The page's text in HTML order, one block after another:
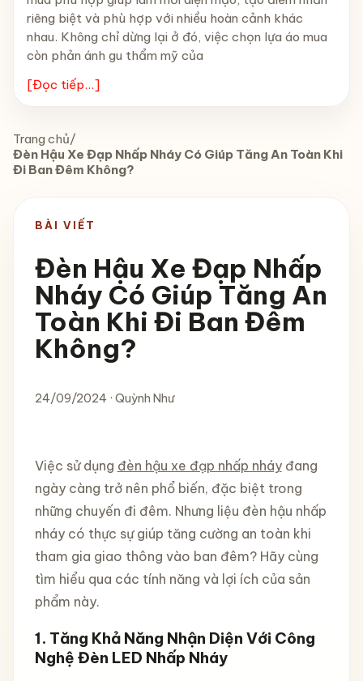
riêng biệt và phù hợp với nhiều hoàn cảnh khác
nhau. Không chỉ dừng lại ở đó, việc chọn lựa áo mua
còn phản ánh gu thẩm mỹ của
[Đọc tiếp...]
Trang chủ/
Đèn Hậu Xe Đạp Nhấp Nháy Có Giúp Tăng An Toàn Khi
Đi Ban Đêm Không?
BÀI VIẾT
Đèn Hậu Xe Đạp Nhấp
Nháy Có Giúp Tăng An
Toàn Khi Đi Ban Đêm
Không?
24/09/2024 · Quỳnh Như
Việc sử dụng đèn hậu xe đạp nhấp nháyđang
ngày càng trở nên phổ biến, đặc biệt trong
những chuyến đi đêm. Nhưng liệu đèn hậu nhấp
nháy có thực sự giúp tăng cường an toàn khi
tham gia giao thông vào ban đêm? Hãy cùng
tìm hiểu qua các tính năng và lợi ích của sản
phẩm này.
1. Tăng Khả Năng Nhận Diện Với Công
Nghệ Đèn LED Nhấp Nháy